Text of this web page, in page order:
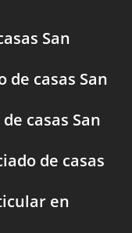
San
de casas San
casas San
de casas
en